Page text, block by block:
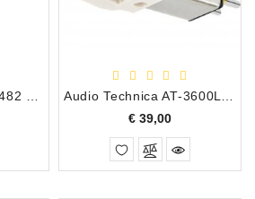
Audio Technica AT-3482 P T4P plug-in Draaitafel Element
Audio Technica AT-3600L MM Cartridge/Element
€ 39,00Prijs